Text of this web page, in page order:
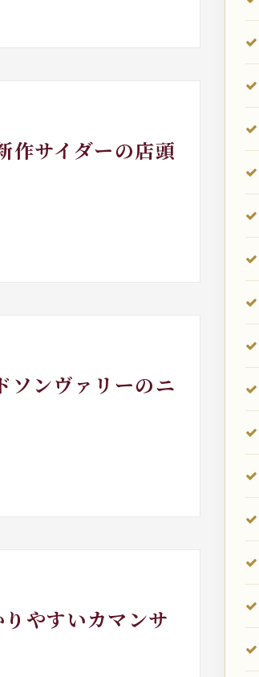
作サイダーの店頭
ソンヴァリーのニ
りやすいカマンサ